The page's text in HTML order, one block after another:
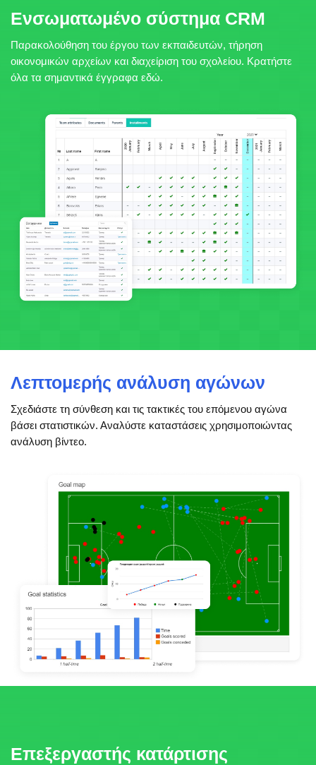
Ενσωματωμένο σύστημα CRM
Παρακολούθηση του έργου των εκπαιδευτών, τήρηση
οικονομικών αρχείων και διαχείριση του σχολείου. Κρατήστε
όλα τα σημαντικά έγγραφα εδώ.
Λεπτομερής ανάλυση αγώνων
Σχεδιάστε τη σύνθεση και τις τακτικές του επόμενου αγώνα
βάσει στατιστικών. Αναλύστε καταστάσεις χρησιμοποιώντας
ανάλυση βίντεο.
Επεξεργαστής κατάρτισης